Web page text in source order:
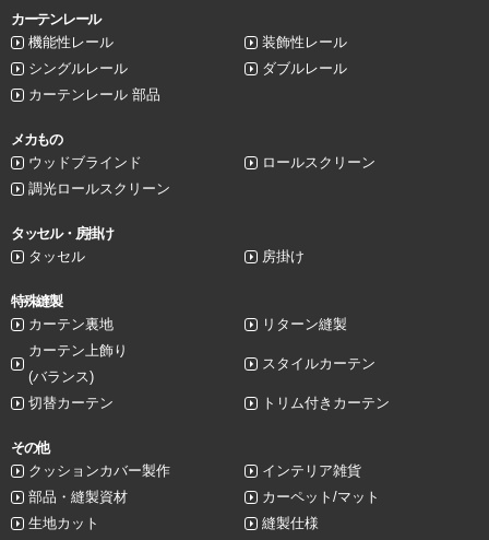
カーテンレール
機能性レール
装飾性レール
シングルレール
ダブルレール
カーテンレール 部品
メカもの
ウッドブラインド
ロールスクリーン
調光ロールスクリーン
タッセル・房掛け
タッセル
房掛け
特殊縫製
カーテン裏地
リターン縫製
カーテン上飾り
(バランス)
スタイルカーテン
切替カーテン トリム付きカーテン
その他
クッションカバー製作
インテリア雑貨
部品・縫製資材
カーペット/マット
生地カット
縫製仕様